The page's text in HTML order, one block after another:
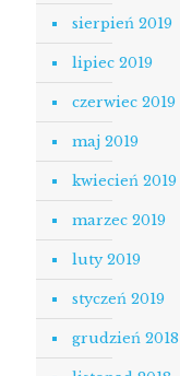
sierpień 2019
lipiec 2019
czerwiec 2019
maj 2019
kwiecień 2019
marzec 2019
luty 2019
styczeń 2019
grudzień 2018